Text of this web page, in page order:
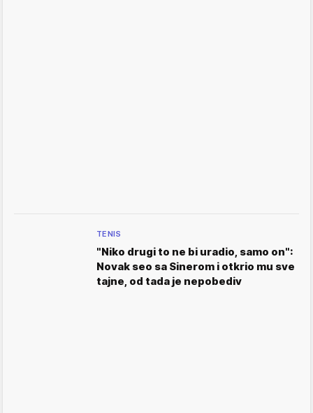
TENIS
"Niko drugi to ne bi uradio, samo on":
Novak seo sa Sinerom i otkrio mu sve
tajne, od tada je nepobediv